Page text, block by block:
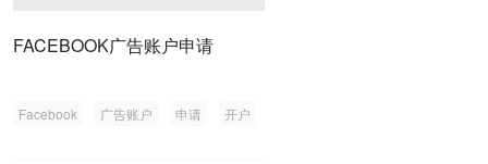
FACEBOOK广告账户申请
Facebook 广告账户 申请 开户